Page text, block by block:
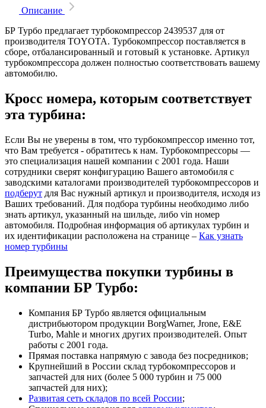
Описание
БР Турбо предлагает турбокомпрессор 2439537 для от
производителя TOYOTA. Турбокомпрессор поставляется в
сборе, отбалансированный и готовый к установке. Артикул
турбокомпрессора должен полностью соответствовать вашему
автомобилю.
Кросс номера, которым соответствует
эта турбина:
Если Вы не уверены в том, что турбокомпрессор именно тот,
что Вам требуется - обратитесь к нам. Турбокомпрессоры —
это специализация нашей компании с 2001 года. Наши
сотрудники сверят конфигурацию Вашего автомобиля с
заводскими каталогами производителей турбокомпрессоров и
подберут для Вас нужный артикул и производителя, исходя из
Ваших требований. Для подбора турбины необходимо либо
знать артикул, указанный на шильде, либо vin номер
автомобиля. Подробная информация об артикулах турбин и
их идентификации расположена на странице – Как узнать
номер турбины
Преимущества покупки турбины в
компании БР Турбо:
Компания БР Турбо является официальным
дистрибьютором продукции BorgWarner, Jrone, E&E
Turbo, Mahle и многих других производителей. Опыт
работы с 2001 года.
Прямая поставка напрямую с завода без посредников;
Крупнейший в России склад турбокомпрессоров и
запчастей для них (более 5 000 турбин и 75 000
запчастей для них);
Развитая сеть складов по всей России;